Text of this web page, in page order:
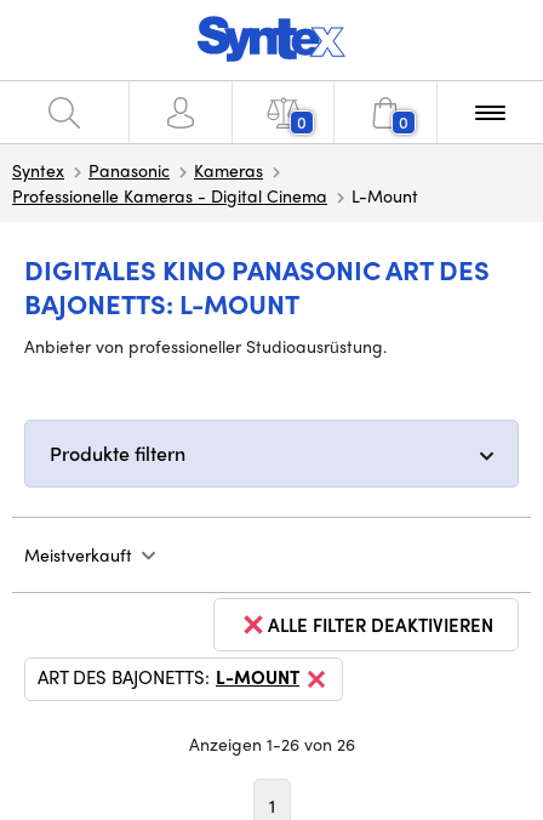
0 0
Syntex Panasonic
Kameras
Professionelle Kameras - Digital Cinema
L-Mount
DIGITALES KINO PANASONIC ART DES
BAJONETTS: L-MOUNT
Anbieter von professioneller Studioausrüstung.
Produkte filtern
Meistverkauft
ALLE FILTER DEAKTIVIEREN
ART DES BAJONETTS: L-MOUNT
Anzeigen 1-26 von 26
1